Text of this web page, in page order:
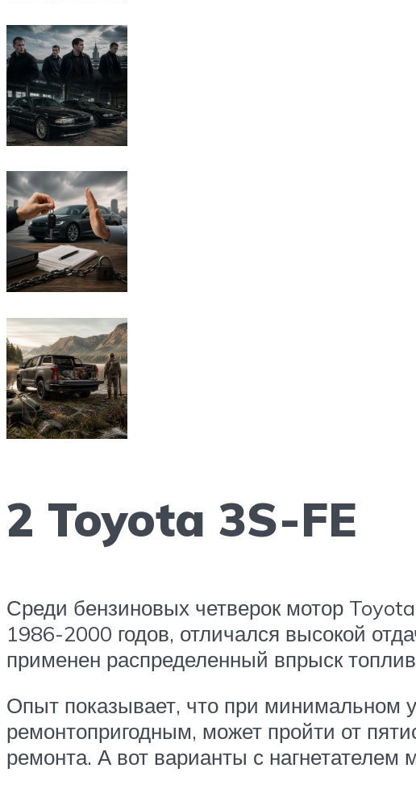
2 Toyota 3S-FE
Среди бензиновых четверок мотор
1986-2000 годов, отличался высокой
применен распределенный впрыск
Опыт показывает, что при минимальном
ремонтопригодным, может пройти от
ремонта. А вот варианты с